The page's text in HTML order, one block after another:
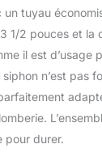
droite
de
trop-
fixation
travail
un tuyau
1/2 pouces et la
il est
n’est pas
pour durer.